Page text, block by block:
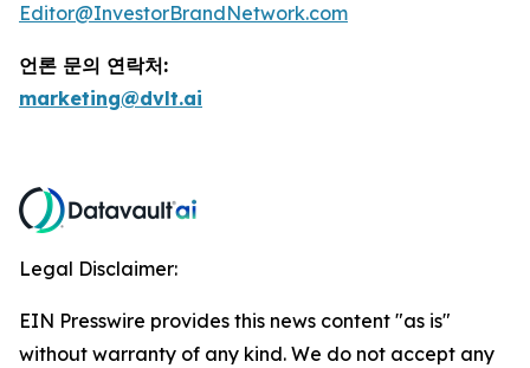
Editor@InvestorBrandNetwork.com
언론 문의 연락처:
marketing@dvlt.ai
Legal Disclaimer:
EIN Presswire provides this news content "as is"
without warranty of any kind. We do not accept any